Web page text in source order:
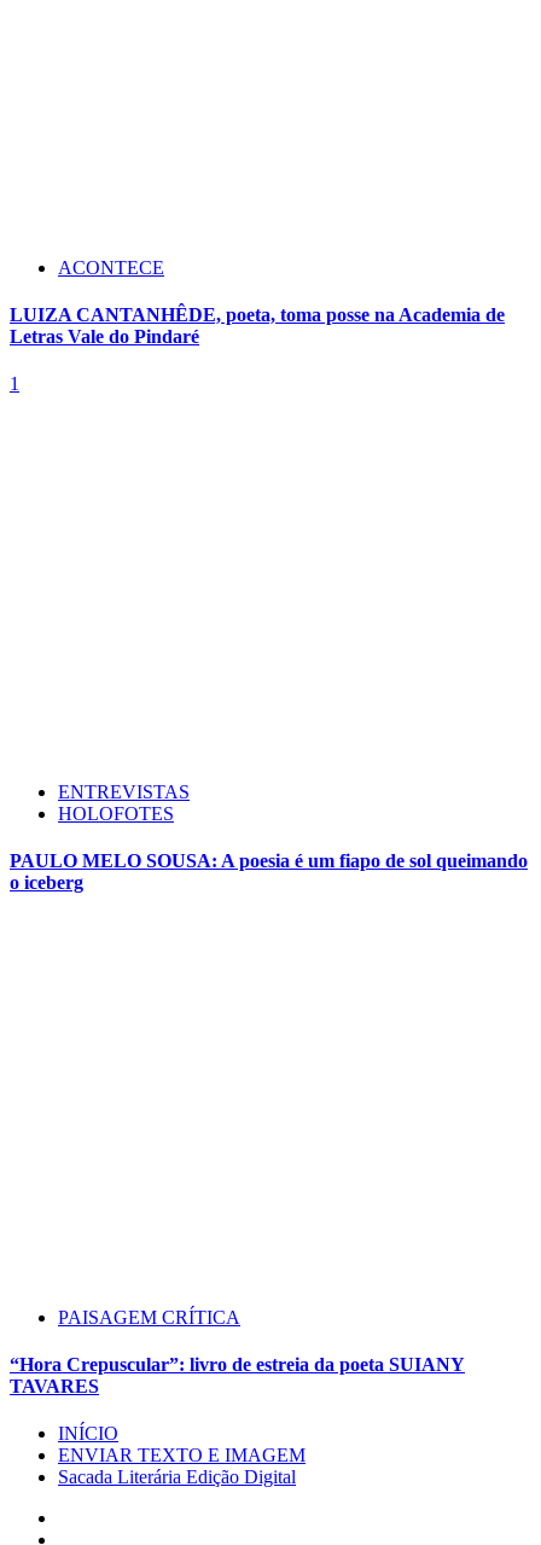
ACONTECE
LUIZA CANTANHÊDE, poeta, toma posse na Academia de
Letras Vale do Pindaré
1
ENTREVISTAS
HOLOFOTES
PAULO MELO SOUSA: A poesia é um fiapo de sol queimando
o iceberg
PAISAGEM CRÍTICA
“Hora Crepuscular”: livro de estreia da poeta SUIANY
TAVARES
INÍCIO
ENVIAR TEXTO E IMAGEM
Sacada Literária Edição Digital